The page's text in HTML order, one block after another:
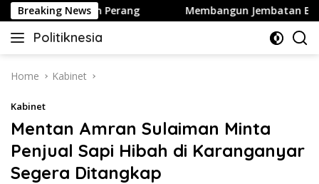
Skip
to
content
Breaking News
Hentikan Perang Membangun Jembatan Baru
Politiknesia
Politiknesia.com
Home Kabinet
Kabinet
Mentan Amran Sulaiman Minta
Penjual Sapi Hibah di Karanganyar
Segera Ditangkap